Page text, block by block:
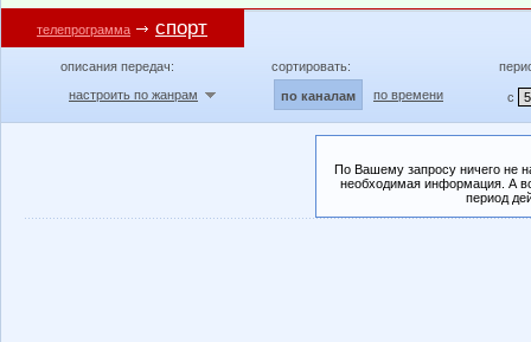
телепрограмма спорт
описания передач:
настроить по жанрам
сортировать:
по каналам по времени с
По Вашему запросу ничего не
необходимая информация. А
период